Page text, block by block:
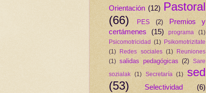
Orientación (12)
Pastoral
(66)
PES (2)
Premios y
certámenes
(15) programa
(1)
Psicomotricidad
(1)
Psikomotrizitate
(1)
Redes sociales (1)
Reuniones
(1) salidas pedagógicas (2) Sare
sozialak (1) Secretaría (1)
sed
(53)
Selectividad (6)